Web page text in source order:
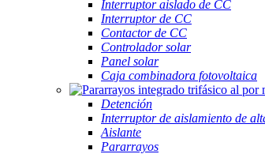
Interruptor aislado de CC
Interruptor de CC
Contactor de CC
Controlador solar
Panel solar
Caja combinadora fotovoltaica
Detención
Interruptor de aislamiento de
Aislante
Pararrayos